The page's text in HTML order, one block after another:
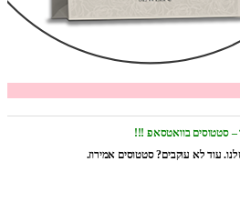
– סטטוסים בוואטסאפ !!!
עוד לא עוקבים? סטטוסים אמירוז.